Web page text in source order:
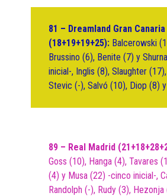
81 – Dreamland Gran Canaria
(18+19+19+25): Balcerowski
Brussino (6), Benite (7) y
inicial-, Inglis (8), Slaughter
Stevic (-), Salvó (10), Diop (8)
89 – Real Madrid
Goss (10), Hanga (4), Tavares
(4) y Musa (22) -cinco inicial-,
Randolph (-), Rudy (3),